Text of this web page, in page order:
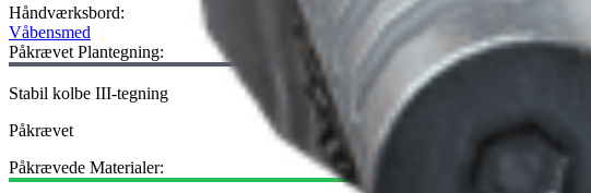
Håndværksbord:
Våbensmed
Påkrævet Plantegning:
Stabil kolbe III-tegning
Påkrævet
Påkrævede Materialer: